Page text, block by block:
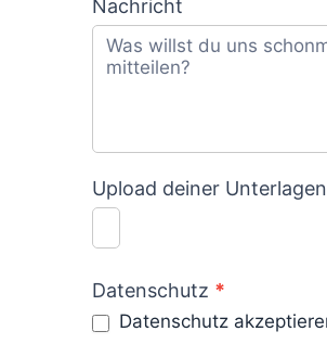
Nachricht
Upload deiner Unterlagen
Datenschutz *
Datenschutz